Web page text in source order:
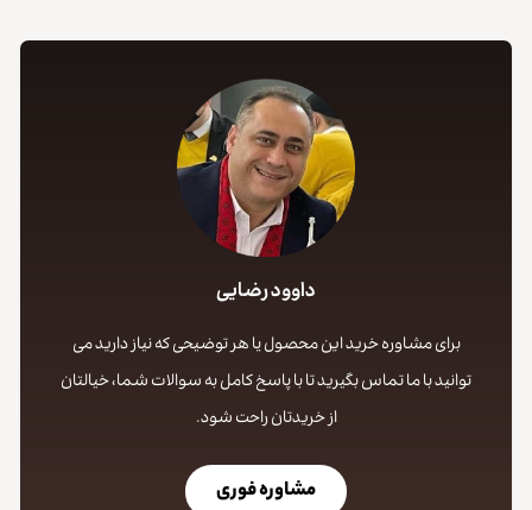
داوود رضایی
برای مشاوره خرید این محصول یا هر توضیحی که نیاز دارید می
توانید با ما تماس بگیرید تا با پاسخ کامل به سوالات شما، خیالتان
از خریدتان راحت شود.
مشاوره فوری